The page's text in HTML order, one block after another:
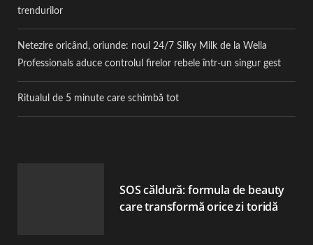
trendurilor
Netezire oricând, oriunde: noul 24/7 Silky Milk de la Wella
Professionals aduce controlul firelor rebele într-un singur gest
Ritualul de 5 minute care schimbă tot
SOS căldură: formula de beauty
care transformă orice zi toridă